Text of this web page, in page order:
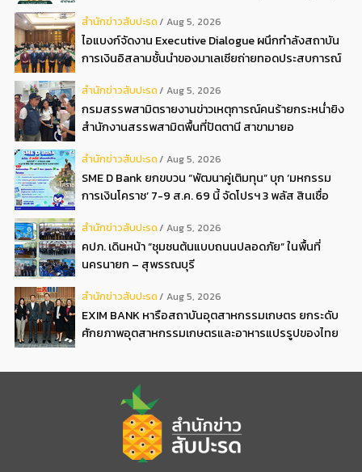
สํานักข่าวสับปะรด Aug 5, 2026
ไอแบงก์จัดงาน Executive Dialogue ผนึกกำลังสถาบัน
การเงินอิสลามชั้นนำของมาเลเซียถ่ายทอดประสบการณ์
อิสลามแห่งอนาคต
สํานักข่าวสับปะรด Aug 5, 2026
กรมสรรพสามิตรายงานข่าวเหตุการณ์คนร้ายกระหน่ำยิง
สำนักงานสรรพสามิตพื้นที่ปัตตานี สาขามายอ
สํานักข่าวสับปะรด Aug 5, 2026
SME D Bank ยกขบวน “พัฒนาคู่เติมทุน” บุก ‘มหกรรม
การเงินโคราช’ 7-9 ส.ค. 69 นี้ จัดโปรฯ 3 พลัส สินเชื่อ
สํานักข่าวสับปะรด Aug 5, 2026
คปภ. เดินหน้า “ชุมชนต้นแบบถนนปลอดภัย” ในพื้นที่
นครนายก – สุพรรณบุรี
สํานักข่าวสับปะรด Aug 5, 2026
EXIM BANK หารือสถาบันอุตสาหกรรมเกษตร ยกระดับ
ศักยภาพอุตสาหกรรมเกษตรและอาหารแปรรูปของไทย